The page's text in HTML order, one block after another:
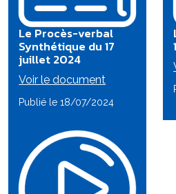
Le Procès-verbal
Synthétique du 17
juillet 2024
Voir le document
Publié le 18/07/2024